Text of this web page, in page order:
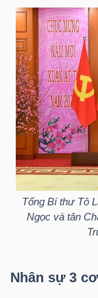
Tổng Bí thư Tô
Ngọc và tân
Nhân sự 3
VỤ
TRUYỀN
THÔNG
TIỆN
ÍCH
SẢN